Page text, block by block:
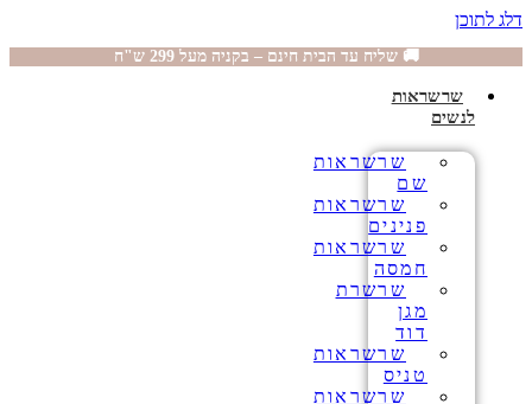
דלג לתוכן
🚚 שליח עד הבית חינם – בקניה מעל 299 ש"ח
שרשראות
לנשים
שרשראות
שם
שרשראות
פנינים
שרשראות
חמסה
שרשרת
מגן
דוד
שרשראות
טניס
שרשראות